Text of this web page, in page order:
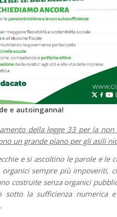
e autoinganna!
della legge 33 per la
un grande piano per gli asili
e si ascoltino le parole e le
sempre più impoveriti,
costruite senza organici
sotto la sufficienza numerica